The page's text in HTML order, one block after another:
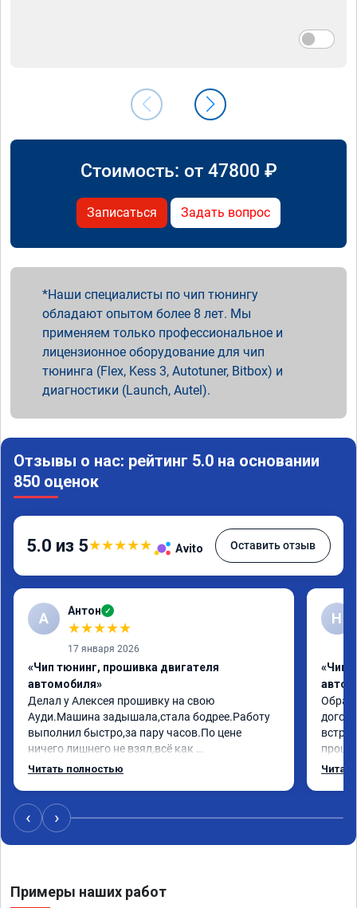
Стоимость: от 47800 ₽
Записаться Задать вопрос
Наши специалисты по чип тюнингу
обладают опытом более 8 лет. Мы
применяем только профессиональное и
лицензионное оборудование для чип
тюнинга (Flex, Kess 3, Autotuner, Bitbox) и
диагностики (Launch, Autel).
Отзывы о нас: рейтинг 5.0 на основании
850 оценок
5.0 из 5★★★★★ Avito Оставить отзыв
А Антон ✓
★★★★★
17 января 2026
«Чип тюнинг, прошивка двигателя
автомобиля»
Делал у Алексея прошивку на свою
Ауди.Машина задышала,стала бодрее.Работу
выполнил быстро,за пару часов.По цене
ничего лишнего не взял,всё как
договаривались заранее.После работы
поломки авто.Однозначно рекомендую
Алексея как грамотного специалиста!
Читать полностью
Н
«Чип
Арман
‹ ›
Примеры наших работ